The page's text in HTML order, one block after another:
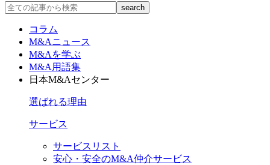
コラム
M&Aニュース
M&Aを学ぶ
M&A用語集
日本M&Aセンター
選ばれる理由
サービス
サービスリスト
安心・安全のM&A仲介サービス